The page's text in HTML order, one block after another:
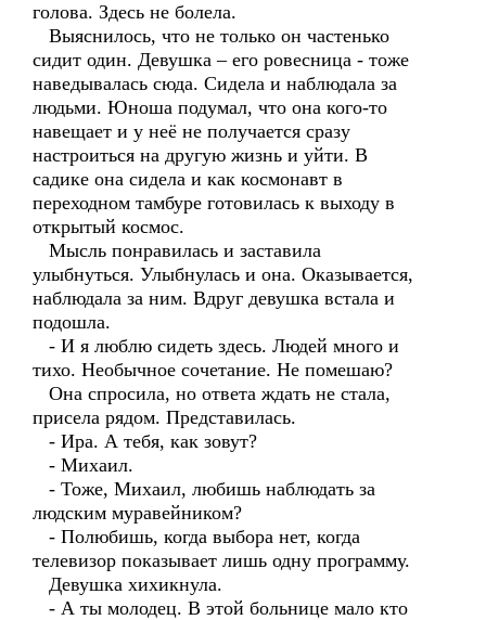
голова. Здесь не болела.
Выяснилось, что не только он частенько
сидит один. Девушка – его ровесница - тоже
наведывалась сюда. Сидела и наблюдала за
людьми. Юноша подумал, что она кого-то
навещает и у неё не получается сразу
настроиться на другую жизнь и уйти. В
садике она сидела и как космонавт в
переходном тамбуре готовилась к выходу в
открытый космос.
Мысль понравилась и заставила
улыбнуться. Улыбнулась и она. Оказывается,
наблюдала за ним. Вдруг девушка встала и
подошла.
- И я люблю сидеть здесь. Людей много и
тихо. Необычное сочетание. Не помешаю?
Она спросила, но ответа ждать не стала,
присела рядом. Представилась.
- Ира. А тебя, как зовут?
- Михаил.
- Тоже, Михаил, любишь наблюдать за
людским муравейником?
- Полюбишь, когда выбора нет, когда
телевизор показывает лишь одну программу.
Девушка хихикнула.
- А ты молодец. В этой больнице мало кто